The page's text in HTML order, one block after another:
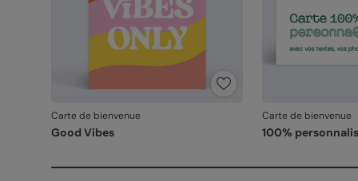
Carte de bienvenue
Good Vibes
Carte de bienvenue
100%